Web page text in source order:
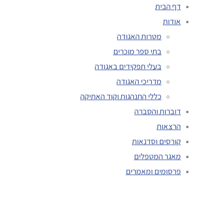
דף הבית
אודות
מטרות האגודה
בתי ספר מוכרים
בעלי תפקידים באגודה
מדריכי האגודה
כללי התנהגות וקוד האתיקה
דוברות והסברה
הרצאות
קורסים וסדנאות
מאגר המטפלים
פרסומים ומאמרים